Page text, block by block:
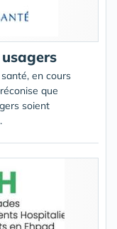
en cours
que
soient